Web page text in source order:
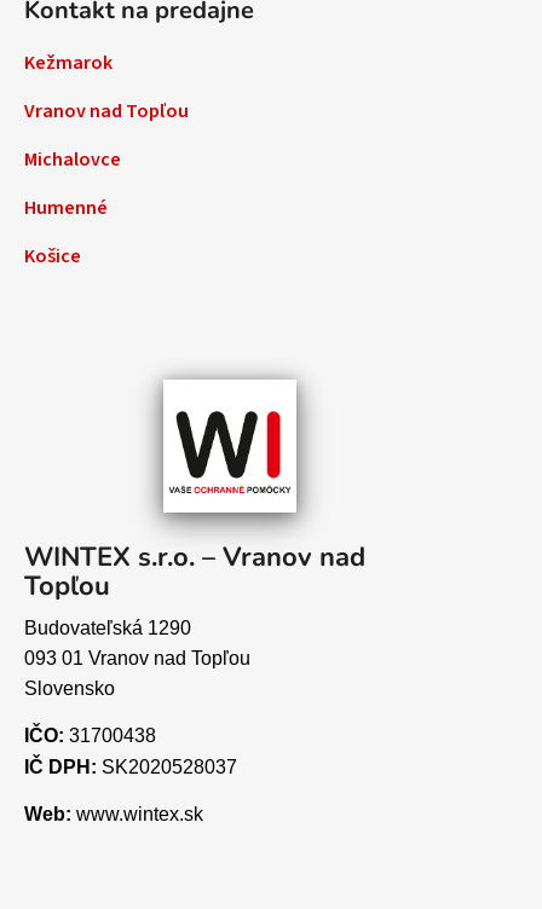
Kontakt na predajne
Kežmarok
Vranov nad Topľou
Michalovce
Humenné
Košice
WINTEX s.r.o. – Vranov nad
Topľou
Budovateľská 1290
093 01 Vranov nad Topľou
Slovensko
IČO: 31700438
IČ DPH: SK2020528037
Web: www.wintex.sk